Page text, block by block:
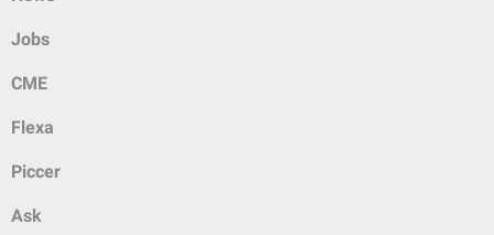
Jobs
CME
Flexa
Piccer
Ask